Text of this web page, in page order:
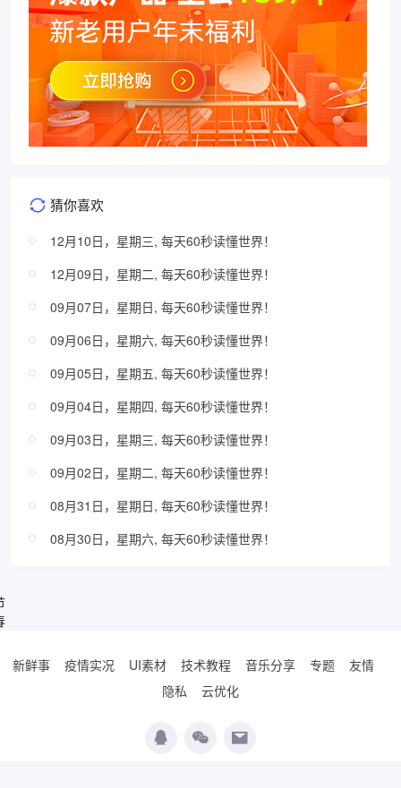
猜你喜欢
12月10日，星期三, 每天60秒读懂世界！
12月09日，星期二, 每天60秒读懂世界！
09月07日，星期日, 每天60秒读懂世界！
09月06日，星期六, 每天60秒读懂世界！
09月05日，星期五, 每天60秒读懂世界！
09月04日，星期四, 每天60秒读懂世界！
09月03日，星期三, 每天60秒读懂世界！
09月02日，星期二, 每天60秒读懂世界！
08月31日，星期日, 每天60秒读懂世界！
08月30日，星期六, 每天60秒读懂世界！
新鲜事 疫情实况 UI素材 技术教程 音乐分享 专题
友情
隐私
云优化